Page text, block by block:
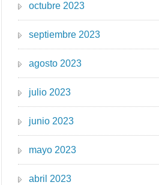
octubre 2023
septiembre 2023
agosto 2023
julio 2023
junio 2023
mayo 2023
abril 2023